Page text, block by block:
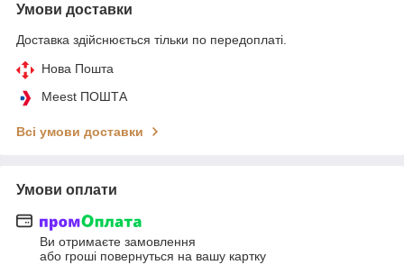
Умови доставки
Доставка здійснюється тільки по передоплаті.
Нова Пошта
Meest ПОШТА
Всі умови доставки
Умови оплати
Ви отримаєте замовлення
або гроші повернуться на вашу картку